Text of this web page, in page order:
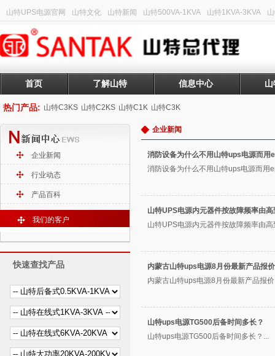
山特UPS电源官网 山特文化 山特新闻 山特500VA-1KVA 山特1KVA-3KVA
首页 了解山特 信息中心
热门产品: 山特C3KS 山特C2KS 山特C1K 山特C3K
企业新闻
行业动态
产品百科
我们的客户
快速查找产品
企业新闻
消防设备为什么不用山特ups电源而用
消防设备为什么不用山特ups电源而用
山特UPS电源内元器件按故障频率由
山特UPS电源内元器件按故障频率由
内蒙古山特ups电源8月份最新产品报
内蒙古山特ups电源8月份最新产品报
山特ups电源TG500后备时间多长？
山特ups电源TG500后备时间多长？...